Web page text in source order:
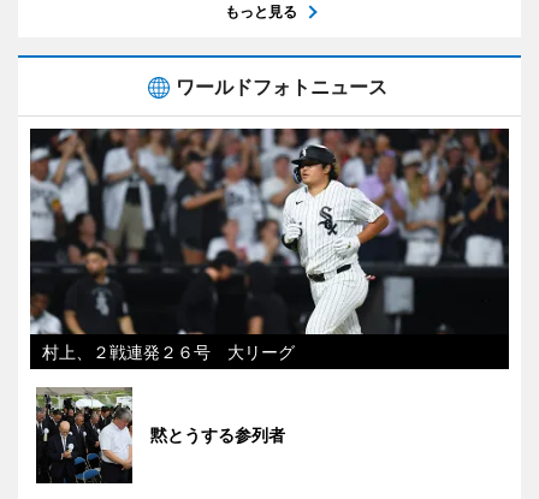
もっと見る
ワールドフォトニュース
村上、２戦連発２６号 大リーグ
黙とうする参列者